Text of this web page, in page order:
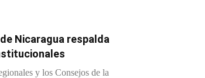
Nicaragua respalda
y los Consejos de la